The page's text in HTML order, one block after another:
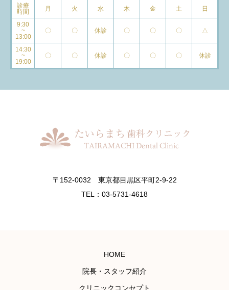
診療
時間
月 火 水 木 金 土 日
9:30
~
13:00
〇 〇 休診 〇 〇 〇 △
14:30
~
19:00
〇 〇 休診 〇 〇 〇 休診
〒152-0032 東京都目黒区平町2-9-22
TEL：03-5731-4618
HOME
院長・スタッフ紹介
クリニックコンセプト